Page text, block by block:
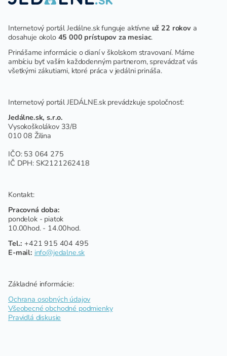
Internetový portál Jedálne.sk funguje aktívne už 22 rokova
dosahuje okolo 45 000 prístupov za mesiac.
Prinášame informácie o dianí v školskom stravovaní. Máme
ambíciu byť vaším každodenným partnerom, sprevádzať vás
všetkými zákutiami, ktoré práca v jedálni prináša.
Internetový portál JEDÁLNE.sk prevádzkuje spoločnosť:
Jedálne.sk, s.r.o.
Vysokoškolákov 33/B
010 08 Žilina
IČO: 53 064 275
IČ DPH: SK2121262418
Kontakt:
Pracovná doba:
pondelok - piatok
10.00hod. - 14.00hod.
Tel.: +421 915 404 495
E-mail: info@jedalne.sk
Základné informácie:
Ochrana osobných údajov
Všeobecné obchodné podmienky
Pravidlá diskusie